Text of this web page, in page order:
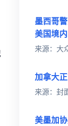
墨西哥
美国境内
来源：大
加拿大
来源：封
美墨加